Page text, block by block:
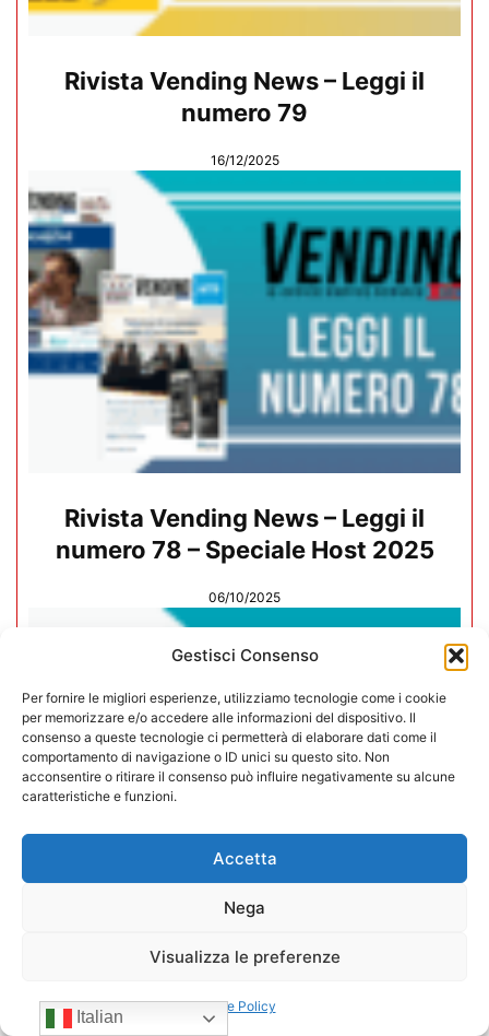
Gestisci Consenso
Per fornire le migliori esperienze, utilizziamo tecnologie come i cookie
per memorizzare e/o accedere alle informazioni del dispositivo. Il
consenso a queste tecnologie ci permetterà di elaborare dati come il
comportamento di navigazione o ID unici su questo sito. Non
acconsentire o ritirare il consenso può influire negativamente su alcune
caratteristiche e funzioni.
Accetta
Nega
Visualizza le preferenze
Cookie Policy
Rivista Vending News – Leggi il
numero 79
16/12/2025
Rivista Vending News – Leggi il
numero 78 – Speciale Host 2025
06/10/2025
Rivista Vending News – Leggi il
Italian